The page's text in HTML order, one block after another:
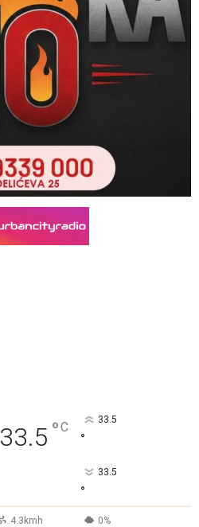
33.5 °C 33.5
°
33.5
°
4.3kmh 0%